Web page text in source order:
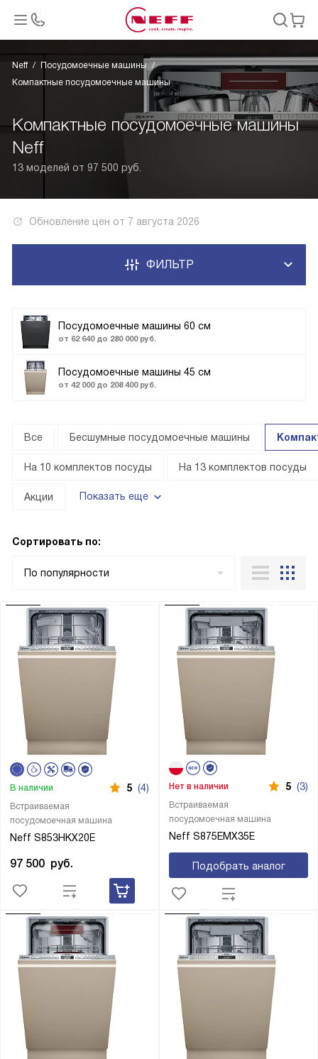
Neff
Посудомоечные машины
Компактные посудомоечные машины
Компактные посудомоечные машины
Neff
13 моделей от 97 500 руб.
Обновление цен от 7 августа 2026
Посудомоечные машины 60 см
от 62 640 до 280 000 руб.
Посудомоечные машины 45 см
от 42 000 до 208 400 руб.
ФИЛЬТР
Все Бесшумные посудомоечные машины
На 10 комплектов посуды На 13 комплектов посуды
Акции Показать еще
Сортировать по:
По популярности
Встраиваемая
посудомоечная машина
Neff S853HKX20E
В наличии 5 (4)
97 500 руб.
Встраиваемая
посудомоечная машина
Neff S875EMX35E
Нет в наличии 5 (3)
Подобрать аналог